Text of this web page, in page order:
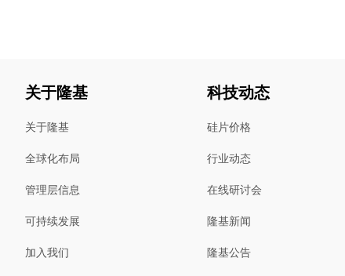
关于隆基
关于隆基
全球化布局
管理层信息
可持续发展
加入我们
科技动态
硅片价格
行业动态
在线研讨会
隆基新闻
隆基公告